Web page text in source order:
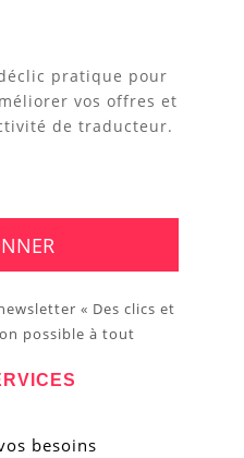
pratique pour
vos offres et
de traducteur.
« Des clics et
possible à tout
besoins